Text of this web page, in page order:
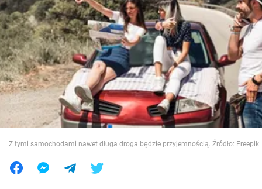
Społeczeństwo
Wojna na Ukrainie
Jedzenie
Z tymi samochodami nawet długa droga będzie przyjemnością. Źródło: Freepik